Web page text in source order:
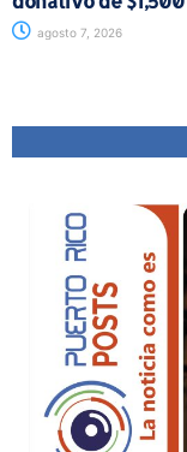
agosto 7, 2026